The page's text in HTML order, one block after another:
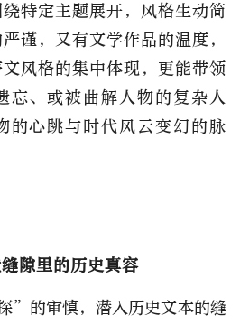
特定主题展开，风格生动简
谨，又有文学作品的温度，
风格的集中体现，更能带领
忘、或被曲解人物的复杂人
的心跳与时代风云变幻的脉
隙里的历史真容
”的审慎，潜入历史文本的缝